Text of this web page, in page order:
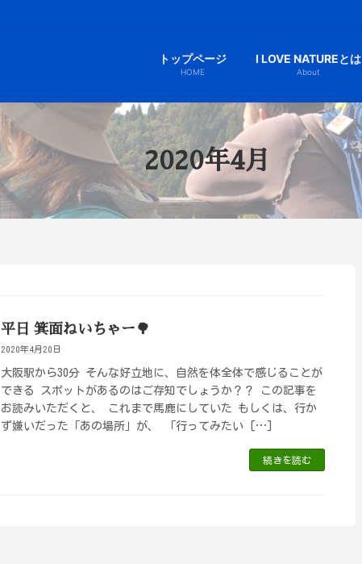
トップページ
HOME
I LOVE NATUREとは
About
2020年4月
平日 箕面ねいちゃー🌳
2020年4月20日
大阪駅から30分 そんな好立地に、自然を体全体で感じることが
できる スポットがあるのはご存知でしょうか？？ この記事を
お読みいただくと、 これまで馬鹿にしていた もしくは、行か
ず嫌いだった「あの場所」が、 「行ってみたい […]
続きを読む